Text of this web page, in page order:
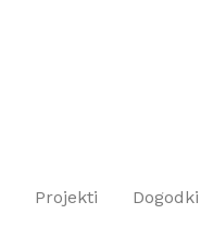
Projekti Dogodki